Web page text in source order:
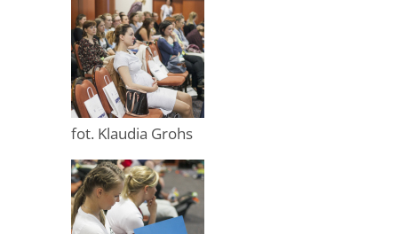
fot. Klaudia Grohs